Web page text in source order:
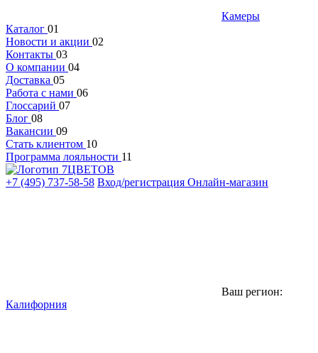
Камеры
Каталог 01
Новости и акции 02
Контакты 03
О компании 04
Доставка 05
Работа с нами 06
Глоссарий 07
Блог 08
Вакансии 09
Стать клиентом 10
Программа лояльности 11
+7 (495) 737-58-58 Вход/регистрация Онлайн-магазин
Ваш регион:
Калифорния